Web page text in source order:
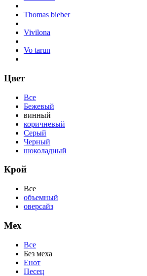
Thomas bieber
Vivilona
Vo tarun
Цвет
Все
Бежевый
винный
коричневый
Серый
Черный
шоколадный
Крой
Все
объемный
оверсайз
Мех
Все
Без меха
Енот
Песец